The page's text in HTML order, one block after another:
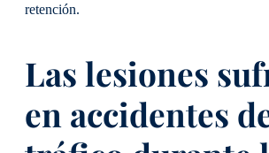
retención.
Las lesiones
en accidentes